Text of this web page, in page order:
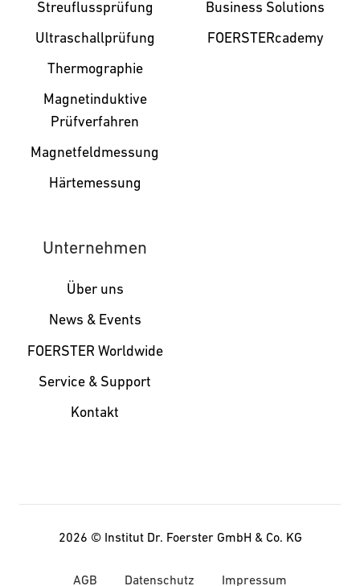
Streuflussprüfung
Ultraschallprüfung
Thermographie
Magnetinduktive
Prüfverfahren
Magnetfeldmessung
Härtemessung
Business Solutions
FOERSTERcademy
Unternehmen
Über uns
News & Events
FOERSTER Worldwide
Service & Support
Kontakt
2026 © Institut Dr. Foerster GmbH & Co. KG
AGB Datenschutz Impressum